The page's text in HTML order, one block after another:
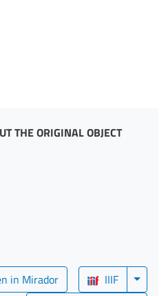
THE ORIGINAL OBJECT
in Mirador
IIIF